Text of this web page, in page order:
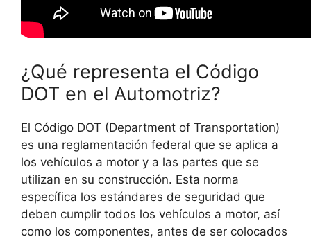
¿Qué representa el Código
DOT en el Automotriz?
El Código DOT (Department of Transportation)
es una reglamentación federal que se aplica a
los vehículos a motor y a las partes que se
utilizan en su construcción. Esta norma
específica los estándares de seguridad que
deben cumplir todos los vehículos a motor, así
como los componentes, antes de ser colocados